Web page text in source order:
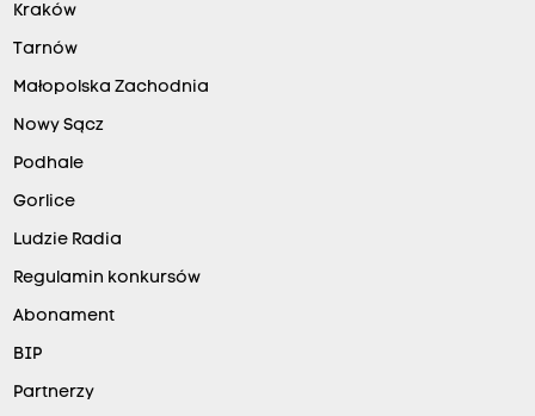
Kraków
Tarnów
Małopolska Zachodnia
Nowy Sącz
Podhale
Gorlice
Ludzie Radia
Regulamin konkursów
Abonament
BIP
Partnerzy